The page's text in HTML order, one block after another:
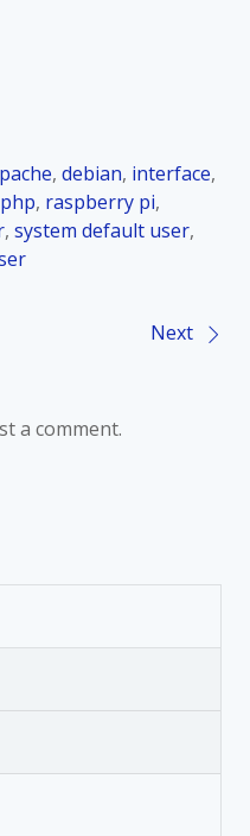
, debian, interface,
php, raspberry pi,
, system default user,
Next
a comment.